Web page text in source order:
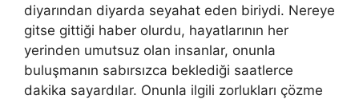
diyarından diyarda seyahat eden biriydi. Nereye
gitse gittiği haber olurdu, hayatlarının her
yerinden umutsuz olan insanlar, onunla
buluşmanın sabırsızca beklediği saatlerce
dakika sayardılar. Onunla ilgili zorlukları çözme